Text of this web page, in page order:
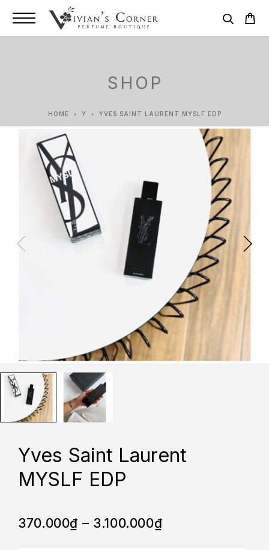
SHOP
HOME Y YVES SAINT LAURENT MYSLF EDP
Yves Saint Laurent
MYSLF EDP
370.000₫ – 3.100.000₫